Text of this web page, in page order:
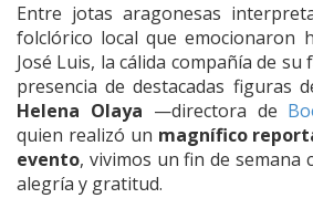
Entre jotas aragonesas
folclórico local que emocionaron
José Luis, la cálida compañía de su
presencia de destacadas figuras
Helena Olaya —directora de
quien realizó un magnífico
evento, vivimos un fin de semana
alegría y gratitud.